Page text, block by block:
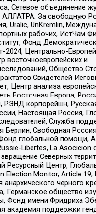
Сетевое объединение
АЛЛАТРА, За свободную
Uralic, UnKremlin,
рабочих, ИстЧам
Фонд
2024, Центрально-
восточноевропейских и
Общество
Свидетелей
Центр анализа
Восточная Европа,
РЭНД корпорейшн,
Настоящая Россия,
Служба
Берлин, Свободная
глобальной помощи,
Libertes, La Asocicion
Северных
Ресурсный Центр,
Election Monitor, Article 19,
черного
Германское общество
Фонд имени Фридриха
академия поддержки